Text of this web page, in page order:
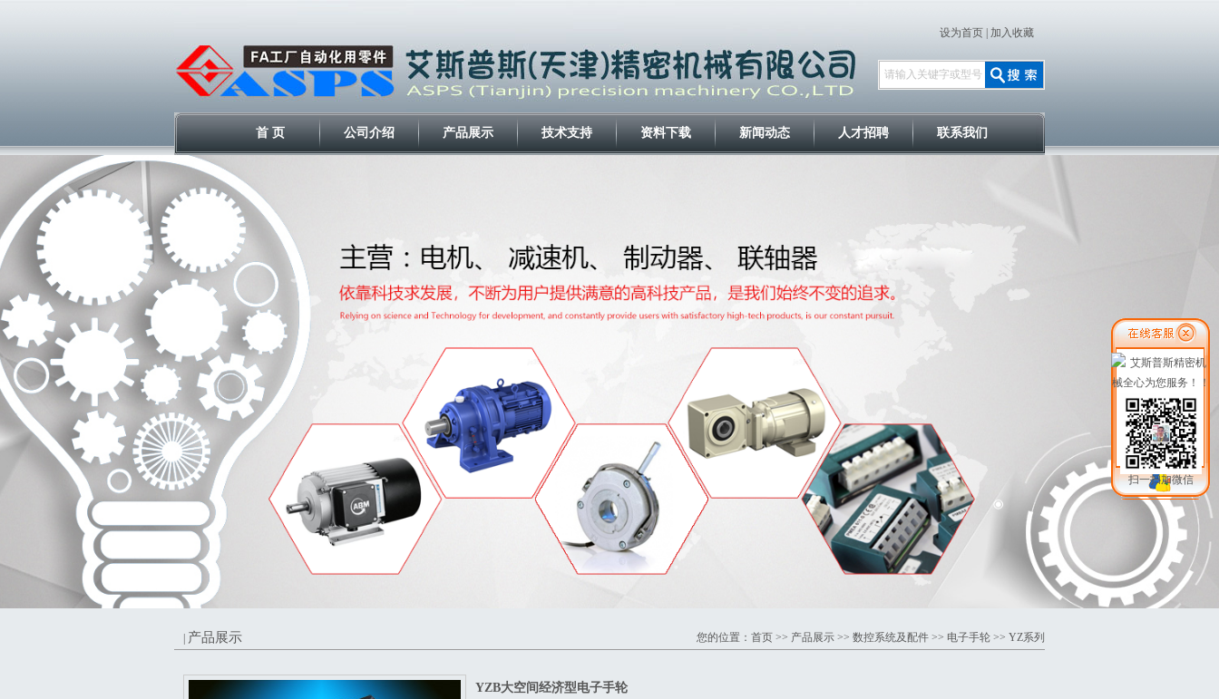
设为首页| 加入收藏
首 页 公司介绍 产品展示 技术支持 资料下载 新闻动态 人才招聘 联系我们
产品展示 您的位置： 首页 >> 产品展示 >> 数控系统及配件 >> 电子手轮 >> YZ系列
YZB大空间经济型电子手轮
扫一扫加微信